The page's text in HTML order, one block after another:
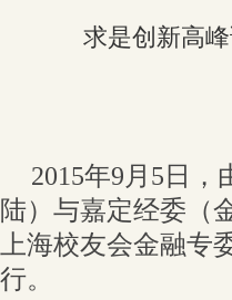
求是创新高
2015年9月5日
陆）与嘉定经委（
上海校友会金融专
行。